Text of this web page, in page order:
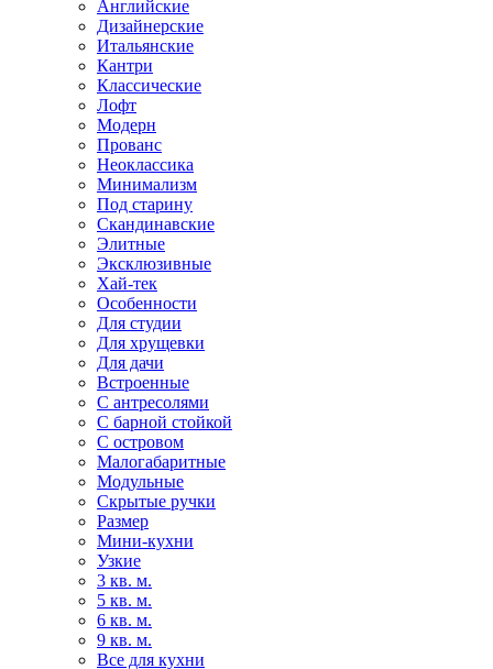
Английские
Дизайнерские
Итальянские
Кантри
Классические
Лофт
Модерн
Прованс
Неоклассика
Минимализм
Под старину
Скандинавские
Элитные
Эксклюзивные
Хай-тек
Особенности
Для студии
Для хрущевки
Для дачи
Встроенные
С антресолями
С барной стойкой
С островом
Малогабаритные
Модульные
Скрытые ручки
Размер
Мини-кухни
Узкие
3 кв. м.
5 кв. м.
6 кв. м.
9 кв. м.
Все для кухни